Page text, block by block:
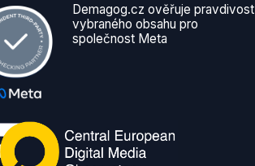
Demagog.cz ověřuje pravdivost
vybraného obsahu pro
společnost Meta